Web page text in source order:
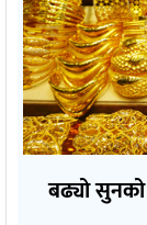
बढ्यो